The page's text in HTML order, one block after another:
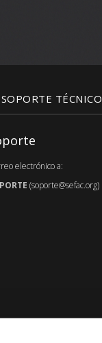
SOPORTE TÉCNICO
electrónico a:
(soporte@sefac.org)